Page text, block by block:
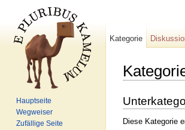
Diese Kategorie
Kategorie
Hauptseite
Wegweiser
Zufällige Seite